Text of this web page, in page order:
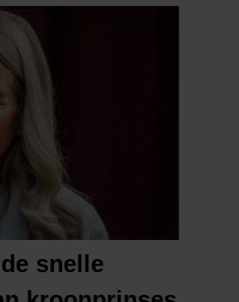
met andere
of die ze hebben
van hun services. U
u onze website blijft